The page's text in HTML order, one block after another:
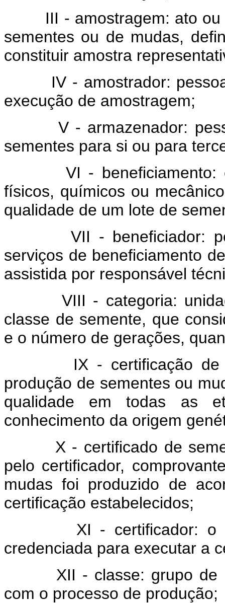
III - amostragem: ato ou
sementes ou de mudas,
constituir amostra
IV - amostrador: pessoa
execução de amostragem;
V - armazenador:
sementes para si ou para
VI - beneficiamento:
físicos, químicos ou
qualidade de um lote de
VII - beneficiador:
serviços de beneficiamento
assistida por responsável
VIII - categoria: unidade
classe de semente, que
e o número de gerações,
IX - certificação de
produção de sementes ou
qualidade em todas as
conhecimento da origem
X - certificado de
pelo certificador,
mudas foi produzido de
certificação estabelecidos;
XI - certificador: o
credenciada para executar a
XII - classe: grupo de
com o processo de produção;